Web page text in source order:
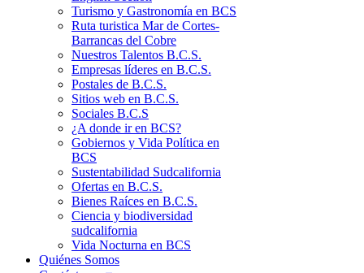
Turismo y Gastronomía en BCS
Ruta turistica Mar de Cortes-
Barrancas del Cobre
Nuestros Talentos B.C.S.
Empresas líderes en B.C.S.
Postales de B.C.S.
Sitios web en B.C.S.
Sociales B.C.S
¿A donde ir en BCS?
Gobiernos y Vida Política en
BCS
Sustentabilidad Sudcalifornia
Ofertas en B.C.S.
Bienes Raíces en B.C.S.
Ciencia y biodiversidad
sudcalifornia
Vida Nocturna en BCS
Quiénes Somos